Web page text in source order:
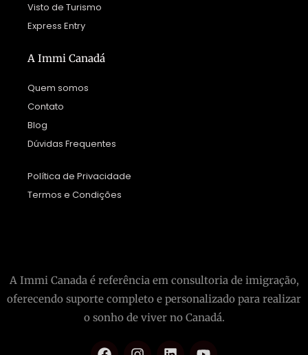
Visto de Turismo
Express Entry
A Immi Canadá
Quem somos
Contato
Blog
Dúvidas Frequentes
Política de Privacidade
Termos e Condições
A Immi Canada é referência em consultoria de imigração,
oferecendo suporte completo e personalizado para realizar
o sonho de viver no Canadá.